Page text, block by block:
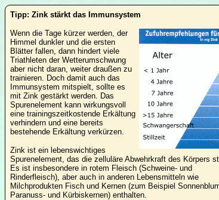
Tipp: Zink stärkt das Immunsystem
Wenn die Tage kürzer werden, der
Himmel dunkler und die ersten
Blätter fallen, dann hindert viele
Triathleten der Wetterumschwung
aber nicht daran, weiter draußen zu
trainieren. Doch damit auch das
Immunsystem mitspielt, sollte es
mit Zink gestärkt werden. Das
Spurenelement kann wirkungsvoll
eine trainingszeitkostende Erkältung
verhindern und eine bereits
bestehende Erkältung verkürzen.
Zink ist ein lebenswichtiges
Spurenelement, das die zelluläre Abwehrkraft des Körpers
Es ist insbesondere in rotem Fleisch (Schweine- und
Rinderfleisch), aber auch in anderen Lebensmitteln wie
Milchprodukten Fisch und Kernen (zum Beispiel
Paranuss- und Kürbiskernen) enthalten.